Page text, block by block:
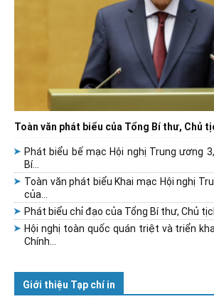
Toàn văn phát biểu của Tổng Bí thư, Chủ
Phát biểu bế mạc Hội nghị Trung ương
Bí...
Toàn văn phát biểu Khai mạc Hội nghị
của...
Phát biểu chỉ đạo của Tổng Bí thư, Chủ
Hội nghị toàn quốc quán triệt và triển
Chính...
Giới thiệu Tạp chí in